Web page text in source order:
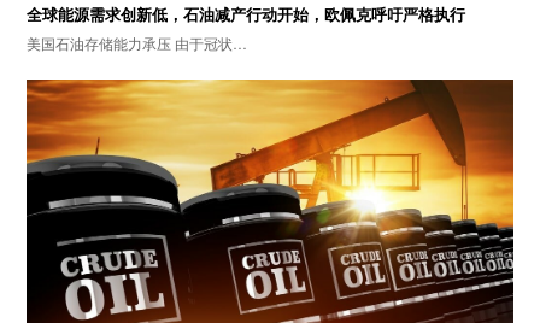
全球能源需求创新低，石油减产行动开始，欧佩克呼吁严格执行
美国石油存储能力承压 由于冠状…